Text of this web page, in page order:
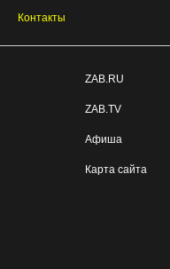
Контакты
ZAB.RU
ZAB.TV
Афиша
Карта сайта